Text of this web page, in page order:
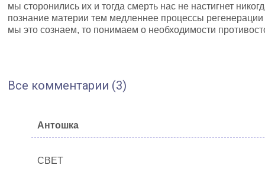
мы сторонились их и тогда смерть нас не настигнет
познание материи тем медленнее процессы
мы это сознаем, то понимаем о необходимости
Все комментарии (3)
Антошка
СВЕТ